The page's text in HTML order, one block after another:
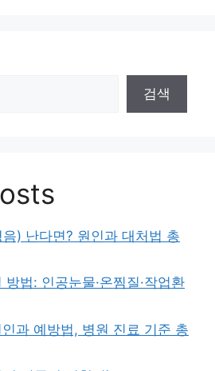
검색
) 난다면? 원인과 대처법 총
법: 인공눈물·온찜질·작업환
과 예방법, 병원 진료 기준 총